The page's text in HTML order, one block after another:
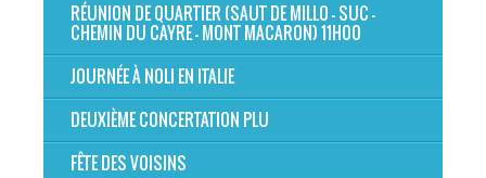
RÉUNION DE QUARTIER (SAUT DE MILLO - SUC -
CHEMIN DU CAYRE - MONT MACARON) 11H00
JOURNÉE À NOLI EN ITALIE
DEUXIÈME CONCERTATION PLU
FÊTE DES VOISINS